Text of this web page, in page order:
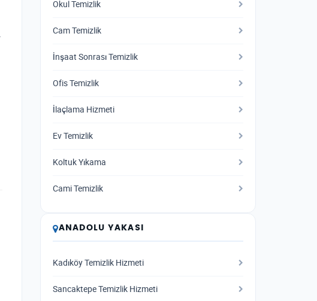
Okul Temizlik
Cam Temizlik
İnşaat Sonrası Temizlik
Ofis Temizlik
İlaçlama Hizmeti
Ev Temizlik
Koltuk Yıkama
Cami Temizlik
ANADOLU YAKASI
Kadıköy Temizlik Hizmeti
Sancaktepe Temizlik Hizmeti